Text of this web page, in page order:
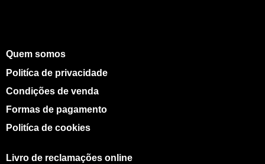
Quem somos
Politíca de privacidade
Condições de venda
Formas de pagamento
Politíca de cookies
Livro de reclamações online